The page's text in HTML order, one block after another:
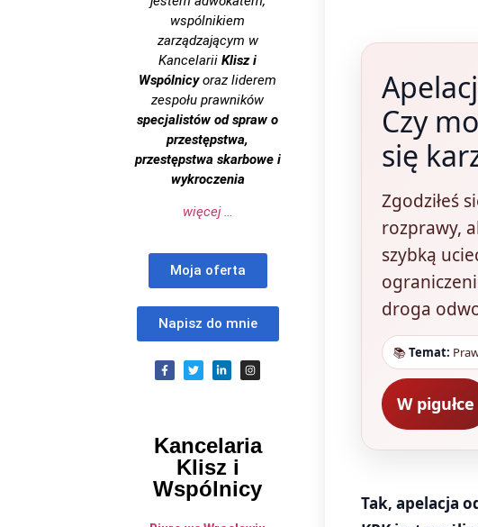
wspólnikiem
zarządzającym w
Kancelarii Klisz i
Wspólnicyoraz liderem
zespołu prawników
specjalistów od spraw o
przestępstwa,
przestępstwa skarbowe i
wykroczenia
więcej …
Moja oferta
Napisz do mnie
Kancelaria
Klisz i
Wspólnicy
Czy
się
Zgodziłeś
rozprawy,
szybką
droga
📚Temat:
W pigułce
Tak, apelacja